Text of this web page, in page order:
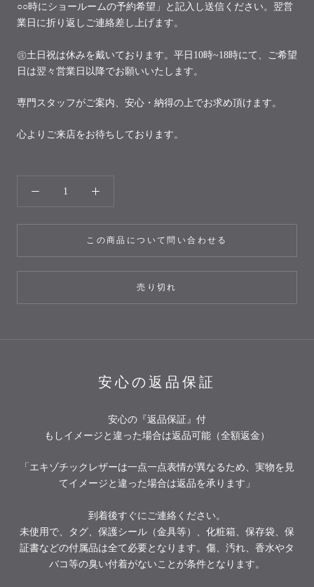
○○時にショールームの予約希望」と記入し送信ください。翌営
業日に折り返しご連絡差し上げます。
㊟土日祝は休みを戴いております。平日10時~18時にて、ご希望
日は翌々営業日以降でお願いいたします。
専門スタッフがご案内、安心・納得の上でお求め頂けます。
心よりご来店をお待ちしております。
この商品について問い合わせる
売り切れ
安心の返品保証
安心の『返品保証』付
もしイメージと違った場合は返品可能（全額返金）
「エキゾチックレザーは一点一点表情が異なるため、実物を見
てイメージと違った場合は返品を承ります」
到着後すぐにご連絡ください。
未使用で、タグ、保護シール（金具等）、化粧箱、保存袋、保
証書などの付属品は全て必要となります。傷、汚れ、香水やタ
バコ等の臭い付着がないことが条件となります。